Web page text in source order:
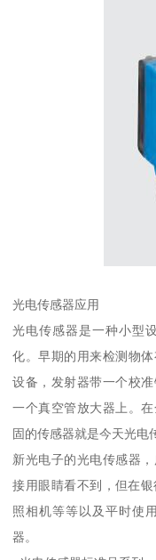
光电传感器应用
光电传感器是一种小型
化。早期的用来检测物
设备，发射器带一个校
一个真空管放大器上。
固的传感器就是今天光电
新光电子的光电传感器
接用眼睛看不到，但在银
照相机等等以及平时使
器。